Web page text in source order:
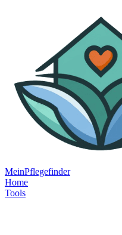
MeinPflegefinder
Home
Tools